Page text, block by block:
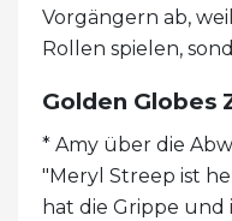
Vorgängern ab,
Rollen spielen,
Golden Globes
* Amy über die
"Meryl Streep ist
hat die Grippe und